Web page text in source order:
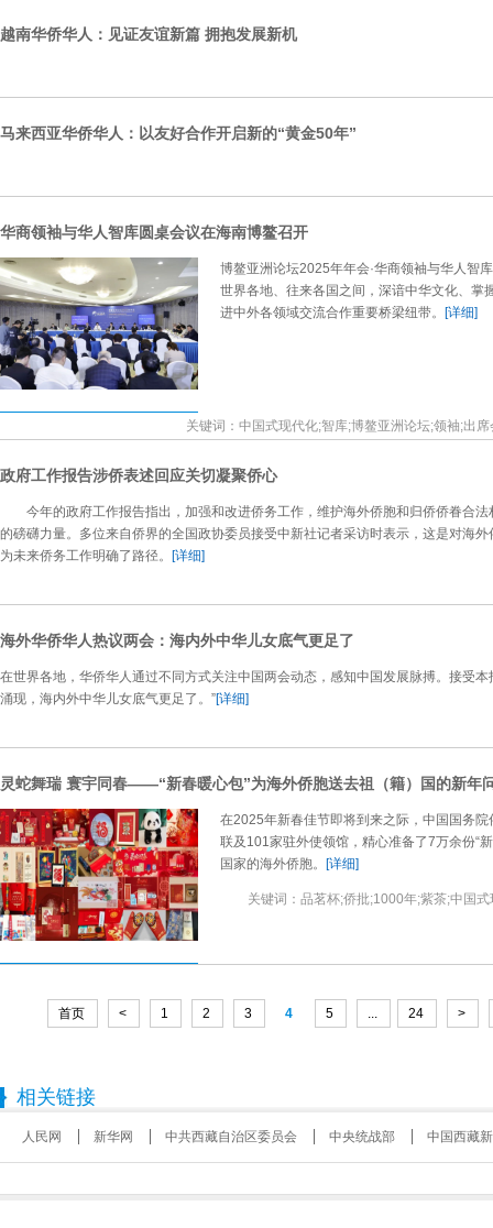
越南华侨华人：见证友谊新篇 拥抱发展新机
马来西亚华侨华人：以友好合作开启新的“黄金50年”
华商领袖与华人智库圆桌会议在海南博鳌召开
博鳌亚洲论坛2025年年会·华商领袖与华人智
世界各地、往来各国之间，深谙中华文化、掌
进中外各领域交流合作重要桥梁纽带。
[详细]
关键词：中国式现代化;智库;博鳌亚洲论坛;领袖;出
政府工作报告涉侨表述回应关切凝聚侨心
今年的政府工作报告指出，加强和改进侨务工作，维护海外侨胞和归侨侨眷合法
的磅礴力量。多位来自侨界的全国政协委员接受中新社记者采访时表示，这是对海
为未来侨务工作明确了路径。
[详细]
海外华侨华人热议两会：海内外中华儿女底气更足了
在世界各地，华侨华人通过不同方式关注中国两会动态，感知中国发展脉搏。接受
涌现，海内外中华儿女底气更足了。”[详细]
灵蛇舞瑞 寰宇同春——“新春暖心包”为海外侨胞送去祖（籍）国的新年
在2025年新春佳节即将到来之际，中国国务
联及101家驻外使领馆，精心准备了7万余份“
国家的海外侨胞。
[详细]
关键词：品茗杯;侨批;1000年;紫茶;中国
首页 < 1 2 3 4 5 ... 24 >
相关链接
人民网 新华网 中共西藏自治区委员会 中央统战部 中国西藏